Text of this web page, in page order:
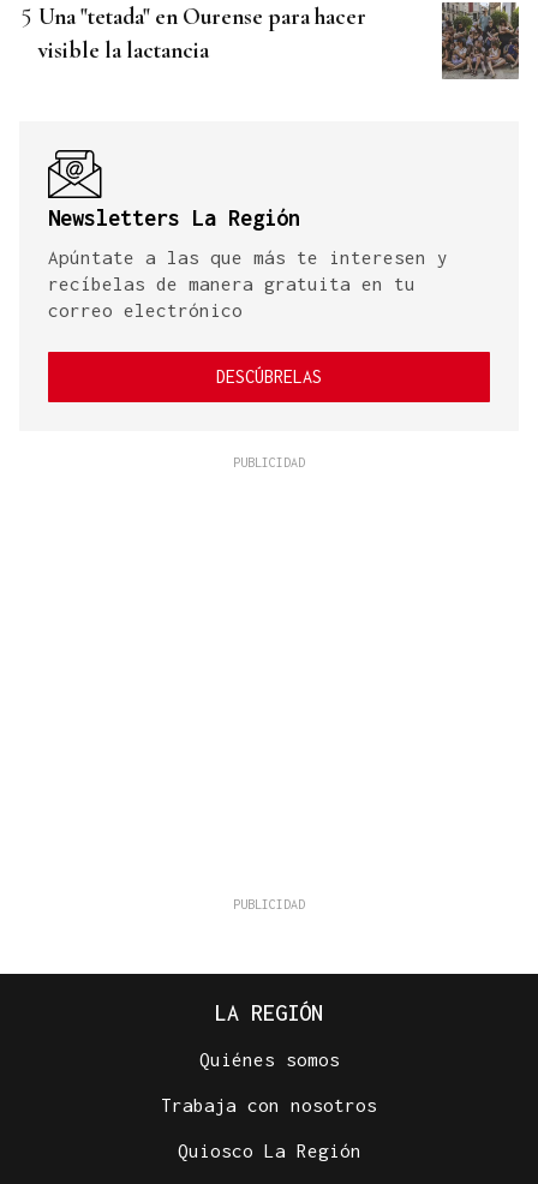
Una "tetada" en Ourense para hacer
visible la lactancia
Newsletters La Región
Apúntate a las que más te interesen y
recíbelas de manera gratuita en tu
correo electrónico
DESCÚBRELAS
LA REGIÓN
Quiénes somos
Trabaja con nosotros
Quiosco La Región